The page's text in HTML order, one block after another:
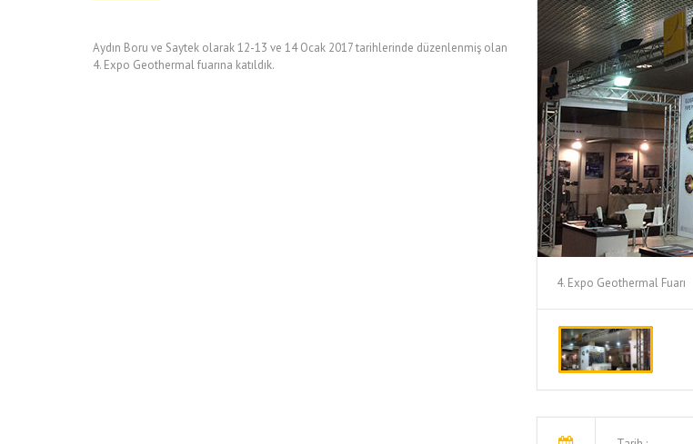
İŞLENMESİ VE
KORUNMASI
BILGI GÜVENLIĞI VE
YÖNETIM POLITIKASI
BORULARI
EŞANJÖR BORULARI
KAZAN BORULARI
KATALOGLAR
Aydın Boru ve Saytek olarak 12-13 ve 14 Ocak 2017 tarihlerinde düzenlenmiş olan
4. Expo Geothermal fuarına katıldık.
4. Expo Geothermal Fuarı